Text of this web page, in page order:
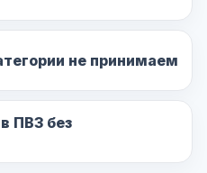
не принимаем
ПВЗ без